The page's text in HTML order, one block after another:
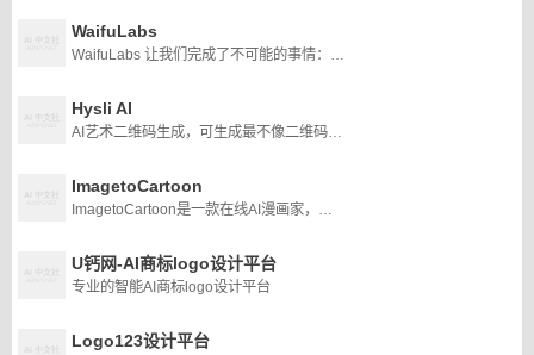
WaifuLabs
WaifuLabs 让我们完成了不可能的事情：它让我们极小的游戏工作室有能力承担内容制作的巨大壮举。Arrowmancer使用 Waifu Labs 和 GPT-3 的魔力来创造无限的美丽迷人的角色。
Hysli AI
AI艺术二维码生成，可生成最不像二维码的二维码
ImagetoCartoon
ImagetoCartoon是一款在线AI漫画家，可以将人脸转换成卡通或动漫风格的图像。它可以在几秒钟内将图像转换为卡通，并创建10+具有不同背景和姿势的卡通头像。
U钙网-AI商标logo设计平台
专业的智能AI商标logo设计平台
Logo123设计平台